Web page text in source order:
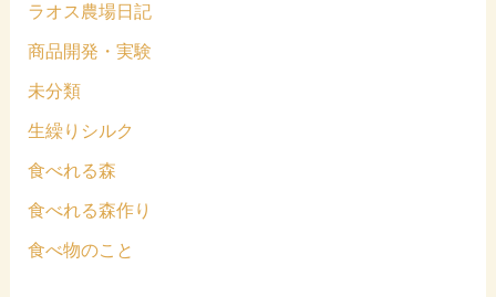
ラオス農場日記
商品開発・実験
未分類
生繰りシルク
食べれる森
食べれる森作り
食べ物のこと